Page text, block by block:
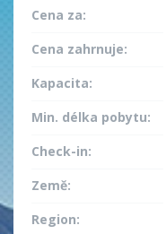
Cena za:
Cena zahrnuje:
Kapacita:
Min. délka pobytu:
Check-in:
Země:
Region: